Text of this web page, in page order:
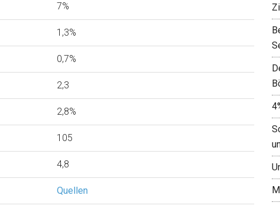
7%
1,3%
0,7%
2,3
2,8%
105
4,8
Quellen